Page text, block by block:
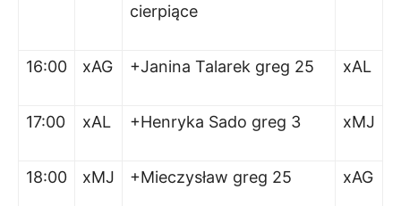
cierpiące
16:00 xAG +Janina Talarek greg 25 xAL
17:00 xAL +Henryka Sado greg 3 xMJ
18:00 xMJ +Mieczysław greg 25 xAG